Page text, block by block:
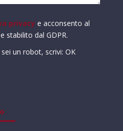
privacye acconsento al
stabilito dal GDPR.
un robot, scrivi: OK